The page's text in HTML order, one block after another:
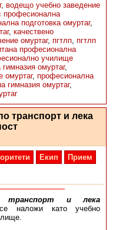
, водещо учебно заведение
професионална
подготовка омуртаг,
, качествено
омуртаг, пгтлп, пгтлп
професионална
училище
омуртаг,
омуртаг, професионална
гимназия омуртаг,
транспорт и лека
Екип
Прием
транспорт и лека
наложи като учебно